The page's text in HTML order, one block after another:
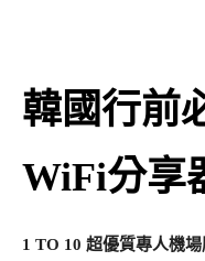
韓國行前
WiFi分享
1 TO 10 超優質專人機